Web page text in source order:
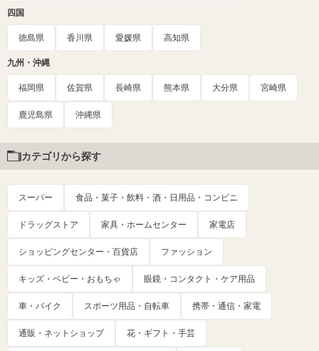
四国
徳島県 香川県 愛媛県 高知県
九州・沖縄
福岡県 佐賀県 長崎県 熊本県 大分県 宮崎県
鹿児島県 沖縄県
カテゴリから探す
スーパー 食品・菓子・飲料・酒・日用品・コンビニ
ドラッグストア 家具・ホームセンター 家電店
ショッピングセンター・百貨店 ファッション
キッズ・ベビー・おもちゃ 眼鏡・コンタクト・ケア用品
車・バイク スポーツ用品・自転車 携帯・通信・家電
通販・ネットショップ 花・ギフト・手芸